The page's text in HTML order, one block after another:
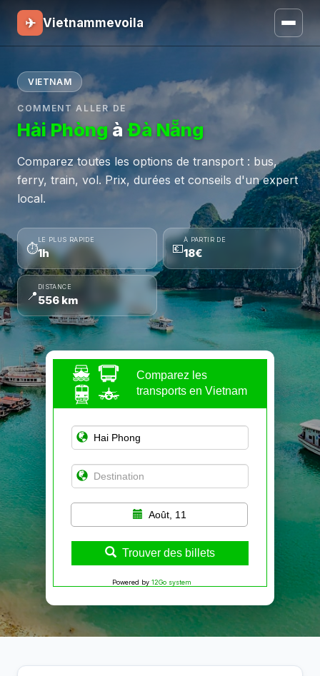
✈ Vietnammevoila
VIETNAM
COMMENT ALLER DE
Hải Phòngà Đà Nẵng
Comparez toutes les options de transport : bus,
ferry, train, vol. Prix, durées et conseils d'un expert
local.
⏱
LE PLUS RAPIDE
1h 💶
À PARTIR DE
18€
📍
DISTANCE
556 km
Comparez les
transports en Vietnam
Août, 11
Trouver des billets
Powered by 12Go system